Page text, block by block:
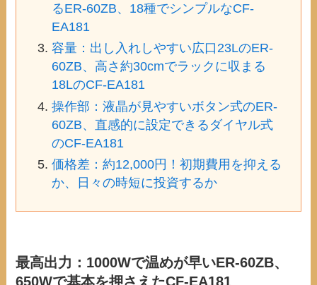
るER-60ZB、18種でシンプルなCF-
EA181
容量：出し入れしやすい広口23LのER-
60ZB、高さ約30cmでラックに収まる
18LのCF-EA181
操作部：液晶が見やすいボタン式のER-
60ZB、直感的に設定できるダイヤル式
のCF-EA181
価格差：約12,000円！初期費用を抑える
か、日々の時短に投資するか
最高出力：1000Wで温めが早いER-60ZB、
650Wで基本を押さえたCF-EA181